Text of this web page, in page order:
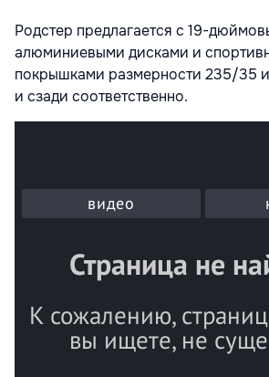
Родстер предлагается с 19-
алюминиевыми дисками и
покрышками размерности 235/35
и сзади соответственно.